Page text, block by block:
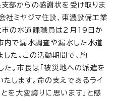
部からの感謝状を受け取りま
社ミヤジマ住設、東濃設備工業
市の水道課職員は2月19日か
で漏水調査や漏水した水道
た。この活動期間で、約
。市長は「被災地への派遣を
します。命の支えであるライ
を大変誇りに思います」と感